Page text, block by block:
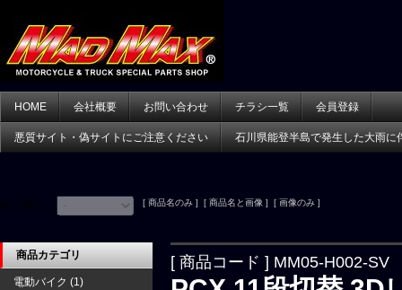
HOME 会社概要 お問い合わせ チラシ一覧 会員登録
悪質サイト・偽サイトにご注意ください 石川県能登半島で発生した大雨に
[ 商品名のみ ] [ 商品名と画像 ] [ 画像のみ ]
[ 商品コード ] MM05-H002-SV
商品カテゴリ
電動バイク (1)